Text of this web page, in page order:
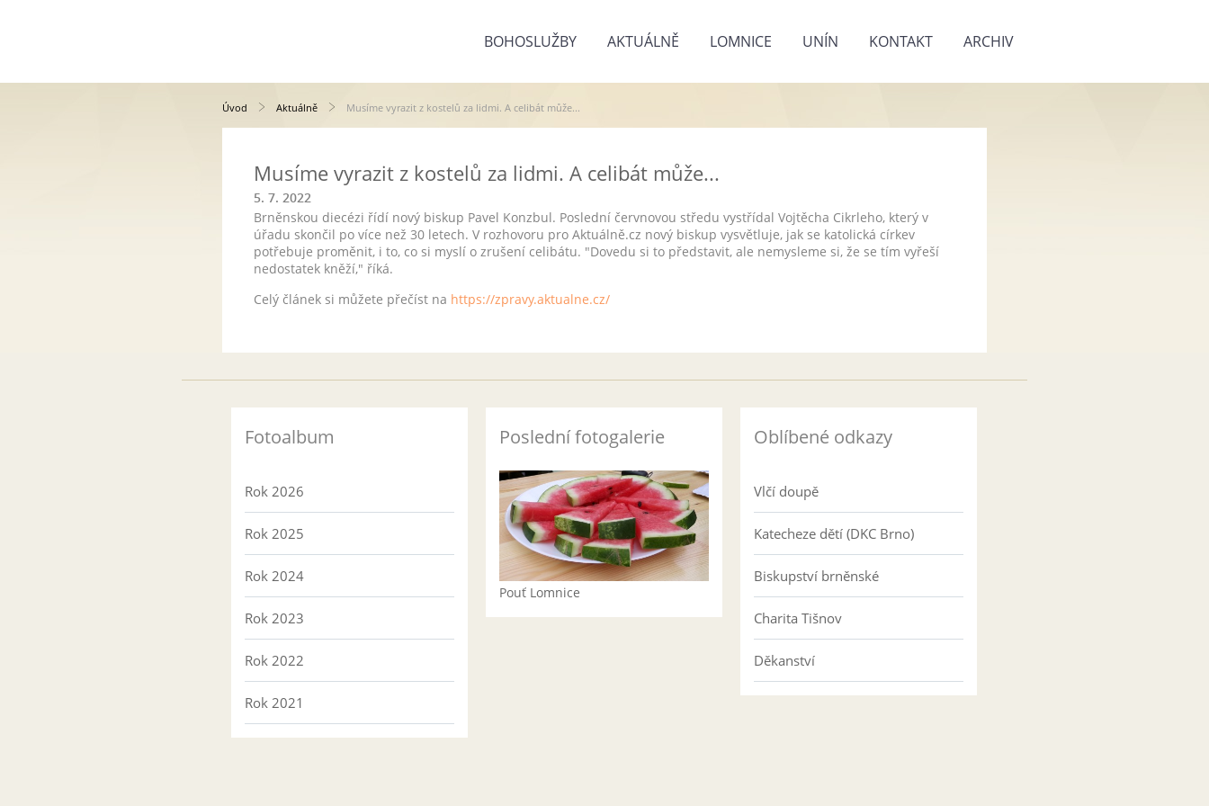
BOHOSLUŽBY AKTUÁLNĚ LOMNICE UNÍN KONTAKT ARCHIV
Úvod Aktuálně Musíme vyrazit z kostelů za lidmi. A celibát může...
Musíme vyrazit z kostelů za lidmi. A celibát může...
5. 7. 2022
Brněnskou diecézi řídí nový biskup Pavel Konzbul. Poslední červnovou středu vystřídal Vojtěcha Cikrleho, který v
úřadu skončil po více než 30 letech. V rozhovoru pro Aktuálně.cz nový biskup vysvětluje, jak se katolická církev
potřebuje proměnit, i to, co si myslí o zrušení celibátu. "Dovedu si to představit, ale nemysleme si, že se tím vyřeší
nedostatek kněží," říká.
Celý článek si můžete přečíst na https://zpravy.aktualne.cz/
Fotoalbum
Rok 2026
Rok 2025
Rok 2024
Rok 2023
Rok 2022
Rok 2021
Poslední fotogalerie
Pouť Lomnice
Oblíbené odkazy
Vlčí doupě
Katecheze dětí (DKC Brno)
Biskupství brněnské
Charita Tišnov
Děkanství